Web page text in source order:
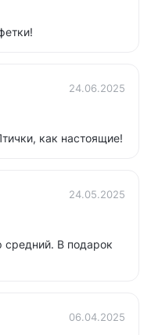
24.06.2025
как настоящие!
24.05.2025
В подарок
06.04.2025